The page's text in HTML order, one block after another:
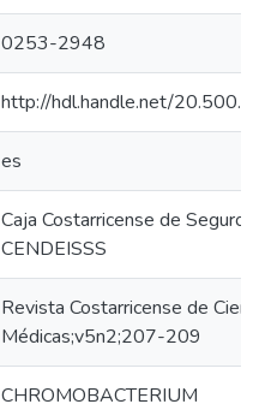
0253-2948
http://hdl.handle.net/
es
Caja Costarricense de Seguro
CENDEISSS
Revista Costarricense de
Médicas;v5n2;207-209
CHROMOBACTERIUM